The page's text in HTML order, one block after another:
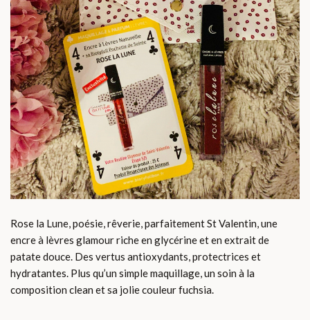
Rose la Lune, poésie, rêverie, parfaitement St Valentin, une
encre à lèvres glamour riche en glycérine et en extrait de
patate douce. Des vertus antioxydants, protectrices et
hydratantes. Plus qu’un simple maquillage, un soin à la
composition clean et sa jolie couleur fuchsia.